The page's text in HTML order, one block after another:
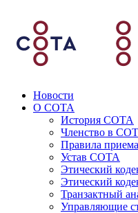
Новости
О СОТА
История СОТА
Членство в
Правила
Устав СОТА
Этический
Этический
Транзактный
Управляющие